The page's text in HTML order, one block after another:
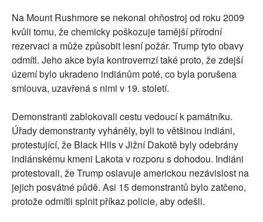
Na Mount Rushmore se nekonal ohňostroj od roku 2009
kvůli tomu, že chemicky poškozuje tamější přírodní
rezervaci a může způsobit lesní požár. Trump tyto obavy
odmítl. Jeho akce byla kontrovernzí také proto, že zdejší
území bylo ukradeno indiánům poté, co byla porušena
smlouva, uzavřená s nimi v 19. století.
Demonstranti zablokovali cestu vedoucí k památníku.
Úřady demonstranty vyháněly, byli to většinou indiáni,
protestující, že Black Hils v Jižní Dakotě byly odebrány
indiánskému kmeni Lakota v rozporu s dohodou. Indiáni
protestovali, že Trump oslavuje americkou nezávislost na
jejich posvátné půdě. Asi 15 demonstrantů bylo zatčeno,
protože odmítli splnit příkaz policie, aby odešli.